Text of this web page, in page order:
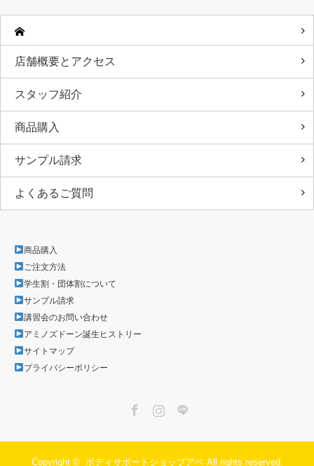
店舗概要とアクセス
スタッフ紹介
商品購入
サンプル請求
よくあるご質問
商品購入
ご注文方法
学生割・団体割について
サンプル請求
講習会のお問い合わせ
アミノズドーン誕生ヒストリー
サイトマップ
プライバシーポリシー
Copyright © ボディサポートショップアベAll rights reserved.